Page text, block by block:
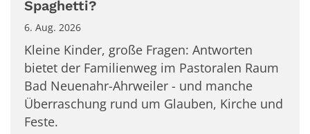
Spaghetti?
6. Aug. 2026
Kleine Kinder, große Fragen: Antworten
bietet der Familienweg im Pastoralen Raum
Bad Neuenahr-Ahrweiler - und manche
Überraschung rund um Glauben, Kirche und
Feste.